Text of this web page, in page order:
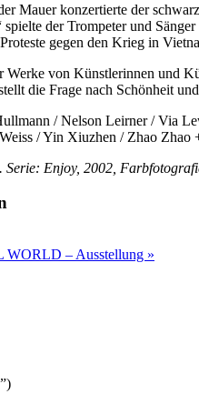
Mauer konzertierte der
der Trompeter und
gegen den Krieg in
Werke von Künstlerinnen und
die Frage nach Schönheit
/ Nelson Leirner / Via
/ Yin Xiuzhen / Zhao
Serie: Enjoy, 2002,
– Ausstellung »